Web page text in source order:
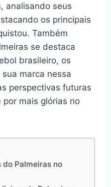
analisando seus
os principais
Também
se destaca
brasileiro, os
marca nessa
perspectivas futuras
mais glórias no
Palmeiras no